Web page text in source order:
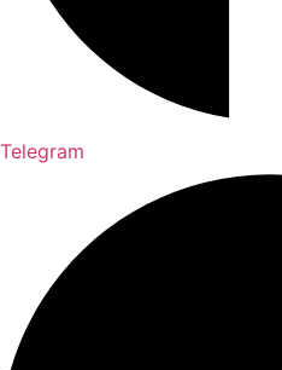
Telegram